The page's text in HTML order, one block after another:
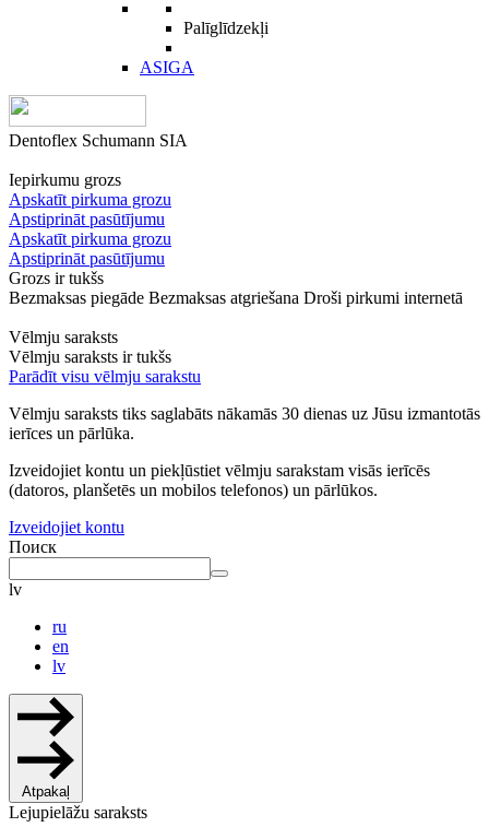
Palīglīdzekļi
ASIGA
Dentoflex Schumann SIA
Iepirkumu grozs
Apskatīt pirkuma grozu
Apstiprināt pasūtījumu
Apskatīt pirkuma grozu
Apstiprināt pasūtījumu
Grozs ir tukšs
Bezmaksas piegāde Bezmaksas atgriešana Droši pirkumi internetā
Vēlmju saraksts
Vēlmju saraksts ir tukšs
Parādīt visu vēlmju sarakstu
Vēlmju saraksts tiks saglabāts nākamās 30 dienas uz Jūsu izmantotās
ierīces un pārlūka.
Izveidojiet kontu un piekļūstiet vēlmju sarakstam visās ierīcēs
(datoros, planšetēs un mobilos telefonos) un pārlūkos.
Izveidojiet kontu
Поиск
lv
ru
en
lv
Atpakaļ
Lejupielāžu saraksts